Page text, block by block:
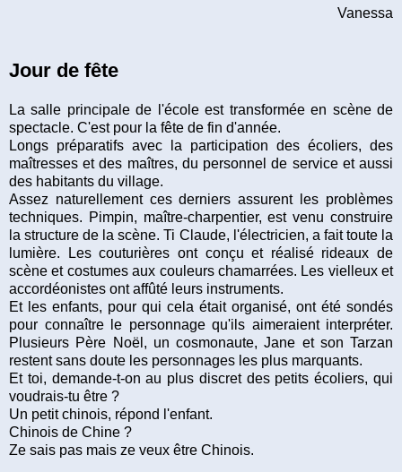
Vanessa
Jour de fête
La salle principale de l'école est transformée en scène de
spectacle. C'est pour la fête de fin d'année.
Longs préparatifs avec la participation des écoliers, des
maîtresses et des maîtres, du personnel de service et aussi
des habitants du village.
Assez naturellement ces derniers assurent les problèmes
techniques. Pimpin, maître-charpentier, est venu construire
la structure de la scène. Ti Claude, l'électricien, a fait toute la
lumière. Les couturières ont conçu et réalisé rideaux de
scène et costumes aux couleurs chamarrées. Les vielleux et
accordéonistes ont affûté leurs instruments.
Et les enfants, pour qui cela était organisé, ont été sondés
pour connaître le personnage qu'ils aimeraient interpréter.
Plusieurs Père Noël, un cosmonaute, Jane et son Tarzan
restent sans doute les personnages les plus marquants.
Et toi, demande-t-on au plus discret des petits écoliers, qui
voudrais-tu être ?
Un petit chinois, répond l'enfant.
Chinois de Chine ?
Ze sais pas mais ze veux être Chinois.